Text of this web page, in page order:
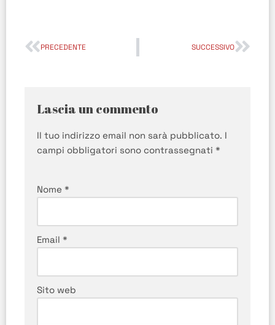
PRECEDENTE SUCCESSIVO
Lascia un commento
Il tuo indirizzo email non sarà pubblicato. I
campi obbligatori sono contrassegnati *
Nome *
Email *
Sito web